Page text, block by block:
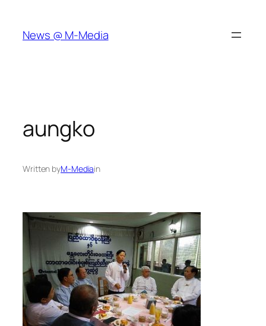
content
News @ M-Media
aungko
Written byM-Mediain